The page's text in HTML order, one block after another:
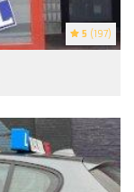
5 (197)